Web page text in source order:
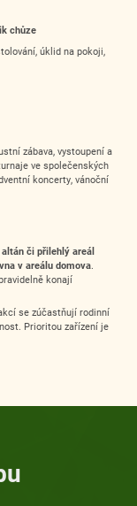
chůze
úklid na pokoji,
zábava, vystoupení a
ve společenských
koncerty, vánoční
či přilehlý areál
v areálu domova
konají
se zúčastňují rodinní
Prioritou zařízení je